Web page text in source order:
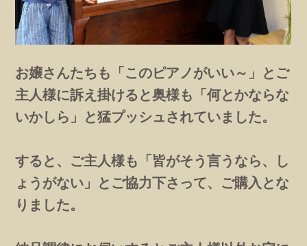
お嬢さんたちも「このピアノがいい～」とご
主人様に訴え掛けると奥様も「何とかならな
いかしら」と猛プッシュされていました。
すると、ご主人様も「皆がそう言うなら、し
ょうがない」とご協力下さって、ご購入とな
りました。